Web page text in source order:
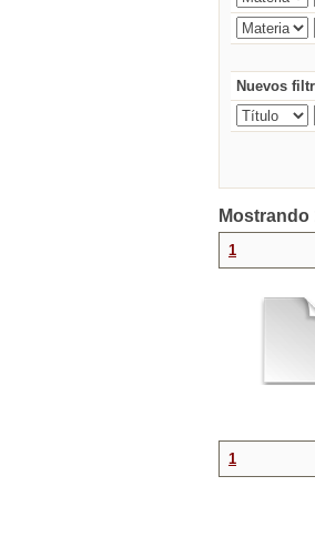
Nuevos
Mostrando
1
1